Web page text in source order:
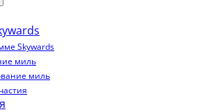
Skywards
миль
миль